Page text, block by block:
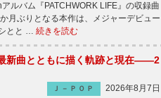
ルバム『PATCHWORK LIFE』の収録曲
ぶりとなる本作は、メジャーデビュー
とと … 続きを読む
新曲とともに描く軌跡と現在――2
Ｊ－ＰＯＰ 2026年8月7日